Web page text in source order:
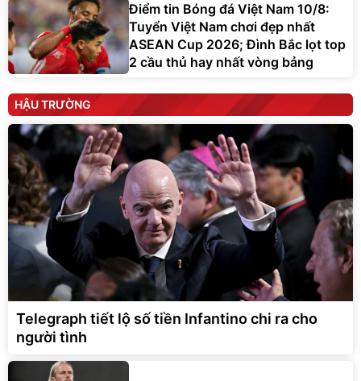
Điểm tin Bóng đá Việt Nam 10/8:
Tuyển Việt Nam chơi đẹp nhất
ASEAN Cup 2026; Đình Bắc lọt top
2 cầu thủ hay nhất vòng bảng
HẬU TRƯỜNG
Telegraph tiết lộ số tiền Infantino chi ra cho
người tình